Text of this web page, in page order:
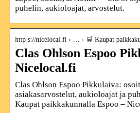
puhelin, aukioloajat, arvostelut.
http s://nicelocal.fi › … › 🛒 Kaupat
Clas Ohlson Espoo
Nicelocal.fi
Clas Ohlson Espoo Pikkulaiva:
asiakasarvostelut, aukioloajat ja
Kaupat paikkakunnalla Espoo –